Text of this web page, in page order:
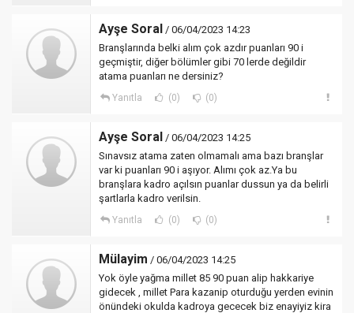
Ayşe Soral / 06/04/2023 14:23
Branşlarında belki alım çok azdır puanları 90 i
geçmiştir, diğer bölümler gibi 70 lerde değildir
atama puanları ne dersiniz?
Yanıtla (0) (0)
Ayşe Soral / 06/04/2023 14:25
Sınavsız atama zaten olmamalı ama bazı branşlar
var ki puanları 90 i aşıyor. Alımı çok az.Ya bu
branşlara kadro açılsın puanlar dussun ya da belirli
şartlarla kadro verilsin.
Yanıtla (0) (0)
Mülayim / 06/04/2023 14:25
Yok öyle yağma millet 85 90 puan alip hakkariye
gidecek , millet Para kazanip oturduğu yerden evinin
önündeki okulda kadroya gececek biz enayiyiz kira